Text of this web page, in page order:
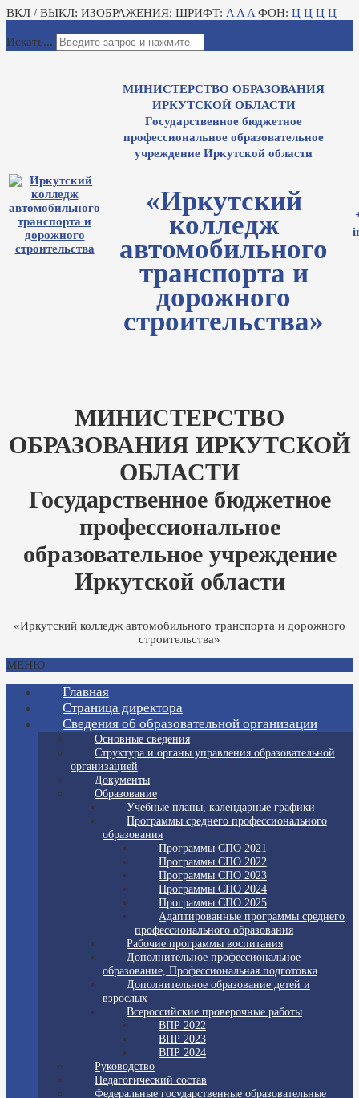
ВКЛ / ВЫКЛ: ИЗОБРАЖЕНИЯ: ШРИФТ: A A A ФОН: Ц Ц Ц Ц
Искать...
МИНИСТЕРСТВО ОБРАЗОВАНИЯ
ИРКУТСКОЙ ОБЛАСТИ
Государственное бюджетное
профессиональное образовательное
учреждение Иркутской области
«Иркутский
колледж
автомобильного
транспорта и
дорожного
строительства»
МИНИСТЕРСТВО
ОБРАЗОВАНИЯ ИРКУТСКОЙ
ОБЛАСТИ
Государственное бюджетное
профессиональное
образовательное учреждение
Иркутской области
«Иркутский колледж автомобильного транспорта и дорожного
строительства»
МЕНЮ
Главная
Страница директора
Сведения об образовательной организации
Основные сведения
Структура и органы управления образовательной
организацией
Документы
Образование
Учебные планы, календарные графики
Программы среднего профессионального
образования
Программы СПО 2021
Программы СПО 2022
Программы СПО 2023
Программы СПО 2024
Программы СПО 2025
Адаптированные программы среднего
профессионального образования
Рабочие программы воспитания
Дополнительное профессиональное
образование, Профессиональная подготовка
Дополнительное образование детей и
взрослых
Всероссийские проверочные работы
ВПР 2022
ВПР 2023
ВПР 2024
Руководство
Педагогический состав
Федеральные государственные образовательные